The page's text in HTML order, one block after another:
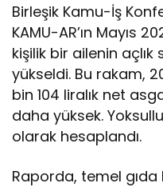
Birleşik Kamu-İş
KAMU-AR’ın Mayıs
kişilik bir ailenin açlık
yükseldi. Bu rakam,
bin 104 liralık net
daha yüksek.
olarak hesaplandı.
Raporda, temel gıda